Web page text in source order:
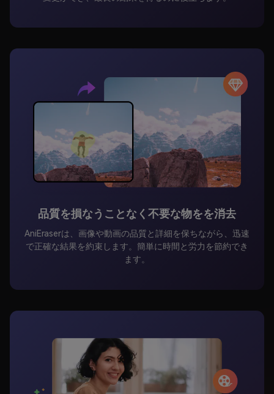
品質を損なうことなく不要な物をを消去
AniEraserは、画像や動画の品質と詳細を保ちながら、迅速
で正確な結果を約束します。簡単に時間と労力を節約でき
ます。